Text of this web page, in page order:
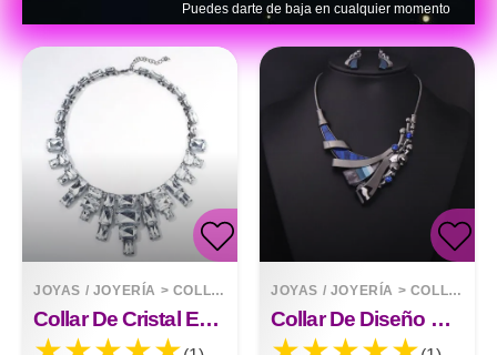
JOYAS / JOYERÍA > COLLARES
Collar De Cristal Exagerado De Moda
JOYAS / JOYERÍA > COLLARES
Collar De Diseño Moderno De Piedras Preciosas
Puedes darte de baja en cualquier momento